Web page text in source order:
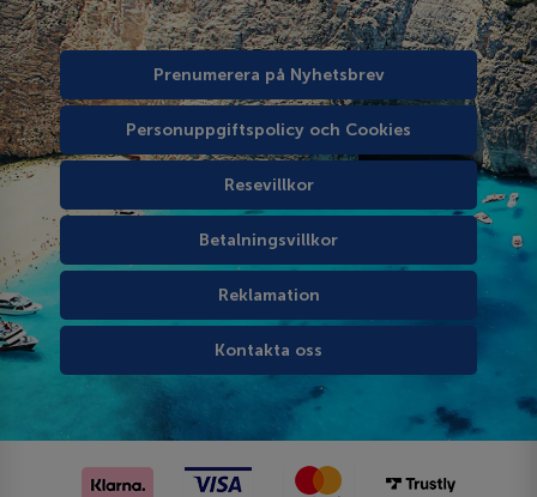
Prenumerera på Nyhetsbrev
Personuppgiftspolicy och Cookies
Resevillkor
Betalningsvillkor
Reklamation
Kontakta oss